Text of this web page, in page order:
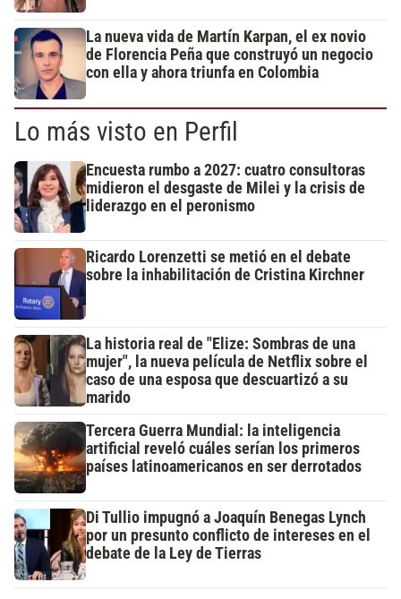
La nueva vida de Martín Karpan, el ex novio
de Florencia Peña que construyó un negocio
con ella y ahora triunfa en Colombia
Lo más visto en Perfil
Encuesta rumbo a 2027: cuatro consultoras
midieron el desgaste de Milei y la crisis de
liderazgo en el peronismo
Ricardo Lorenzetti se metió en el debate
sobre la inhabilitación de Cristina Kirchner
La historia real de "Elize: Sombras de una
mujer", la nueva película de Netflix sobre el
caso de una esposa que descuartizó a su
marido
Tercera Guerra Mundial: la inteligencia
artificial reveló cuáles serían los primeros
países latinoamericanos en ser derrotados
Di Tullio impugnó a Joaquín Benegas Lynch
por un presunto conflicto de intereses en el
debate de la Ley de Tierras